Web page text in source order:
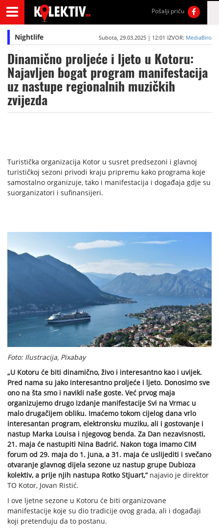
Pošalji priču
Nightlife Subota, 29.03.2025 | 12:01 IZVOR: MediaBiro
Dinamično proljeće i ljeto u Kotoru:
Najavljen bogat program manifestacija
uz nastupe regionalnih muzičkih
zvijezda
Turistička organizacija Kotor u susret predsezoni i glavnoj
turističkoj sezoni privodi kraju pripremu kako programa koje
samostalno organizuje, tako i manifestacija i događaja gdje su
suorganizatori i sufinansijeri.
Foto: Ilustracija, Pixabay
„U Kotoru će biti dinamično, živo i interesantno kao i uvijek.
Pred nama su jako interesantno proljeće i ljeto. Donosimo sve
ono na šta smo i navikli naše goste. Već prvog maja
organizujemo drugo izdanje manifestacije Svi na Vrmac u
malo drugačijem obliku. Imaćemo tokom cijelog dana vrlo
interesantan program, elektronsku muziku, ali i gostovanje i
nastup Marka Louisa i njegovog benda. Za Dan nezavisnosti,
21. maja će nastupiti Nina Badrić. Nakon toga imamo CIM
forum od 29. maja do 1. juna, a 31. maja će uslijediti i svečano
otvaranje glavnog dijela sezone uz nastup grupe Dubioza
kolektiv, a prije njih nastupa Rotko Stjuart,“najavio je direktor
TO Kotor, Jovan Ristić.
I ove ljetne sezone u Kotoru će biti organizovane
manifestacije koje su dio tradicije ovog grada, ali i događaji
koji pretenduju da to postanu.